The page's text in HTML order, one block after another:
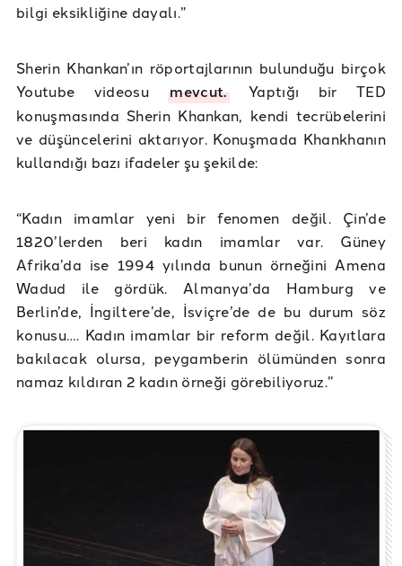
bilgi eksikliğine dayalı.”
Sherin Khankan’ın röportajlarının bulunduğu birçok
Youtube videosumevcut.Yaptığı bir TED
konuşmasında Sherin Khankan, kendi tecrübelerini
ve düşüncelerini aktarıyor. Konuşmada Khankhanın
kullandığı bazı ifadeler şu şekilde:
“Kadın imamlar yeni bir fenomen değil. Çin’de
1820’lerden beri kadın imamlar var. Güney
Afrika’da ise 1994 yılında bunun örneğini Amena
Wadud ile gördük. Almanya’da Hamburg ve
Berlin’de, İngiltere’de, İsviçre’de de bu durum söz
konusu…. Kadın imamlar bir reform değil. Kayıtlara
bakılacak olursa, peygamberin ölümünden sonra
namaz kıldıran 2 kadın örneği görebiliyoruz.”